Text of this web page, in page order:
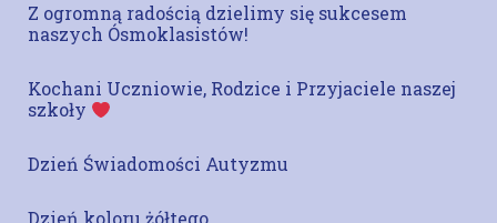
Z ogromną radością dzielimy się sukcesem
naszych Ósmoklasistów!
Kochani Uczniowie, Rodzice i Przyjaciele naszej
szkoły
Dzień Świadomości Autyzmu
Dzień koloru żółtego